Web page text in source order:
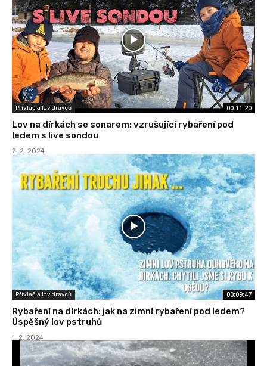
Přívlač a lov dravců 00:11:20
Lov na dírkách se sonarem: vzrušující rybaření pod
ledem s live sondou
2. 2. 2024
Přívlač a lov dravců 00:09:47
Rybaření na dírkách: jak na zimní rybaření pod ledem?
Úspěšný lov pstruhů
1. 2. 2024